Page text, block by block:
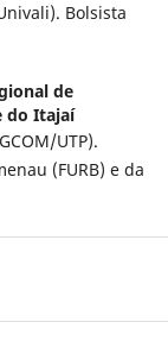
Bolsista
de
do Itajaí
UTP).
(FURB) e da